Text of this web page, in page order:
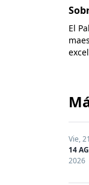
El
Vie,
14
2026